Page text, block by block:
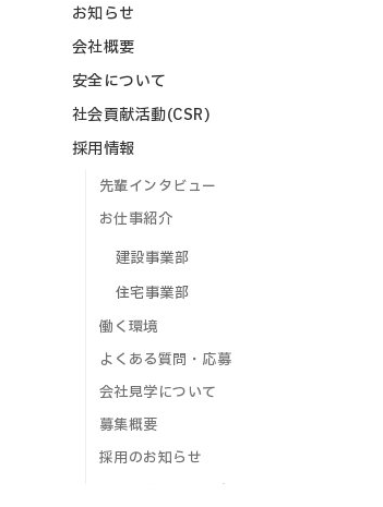
お知らせ
会社概要
安全について
社会貢献活動(CSR)
採用情報
先輩インタビュー
お仕事紹介
建設事業部
住宅事業部
働く環境
よくある質問・応募
会社見学について
募集概要
採用のお知らせ
エントリーフォーム